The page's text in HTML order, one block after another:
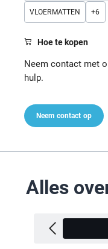
VLOERMATTEN +6
Hoe te kopen
Neem contact met
hulp.
Neem contact op
Alles